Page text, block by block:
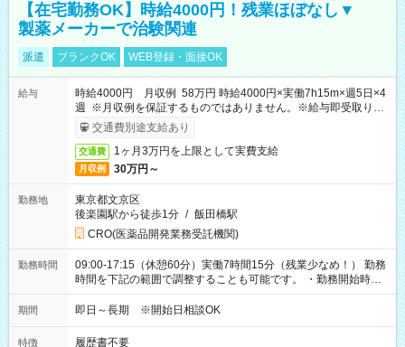
【在宅勤務OK】時給4000円！残業ほぼなし▼
製薬メーカーで治験関連
派遣 ブランクOK WEB登録・面接OK
給与
時給4000円 月収例 58万円 時給4000円×実働7h15m×週5日×4
週 ※月収例を保証するものではありません。※給与即受取りサ
ービス利用可（利用条件有）
交通費別途支給あり
交通費 1ヶ月3万円を上限として実費支給
月収例 30万円～
勤務地
東京都文京区
後楽園駅から徒歩1分 / 飯田橋駅
CRO(医薬品開発業務受託機関)
勤務時間
09:00-17:15（休憩60分）実働7時間15分（残業少なめ！） 勤務
時間を下記の範囲で調整することも可能です。 ・勤務開始時
間 09:00～10:00 ・勤務終了時間 16:00～17:15 ・実働
05:00～07:15
期間 即日～長期 ※開始日相談OK
特徴 履歴書不要